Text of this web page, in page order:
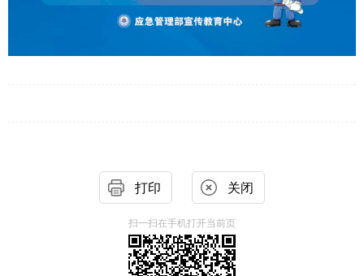
打印 关闭
扫一扫在手机打开当前页